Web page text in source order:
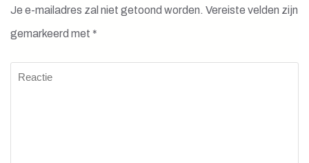
Je e-mailadres zal niet getoond worden. Vereiste velden zijn
gemarkeerd met *
Reactie